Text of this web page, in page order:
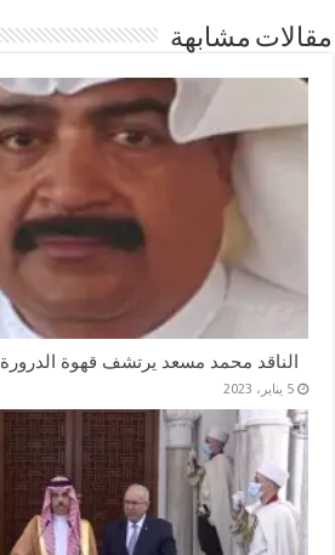
مقالات مشابهة
الناقد محمد مسعد يرتشف قهوة الدرورة
5 يناير، 2023